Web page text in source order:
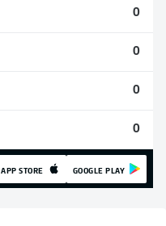
0
0
0
0
APP STORE GOOGLE PLAY